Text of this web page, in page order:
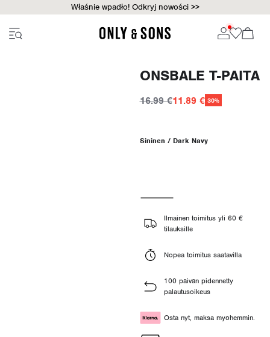
Właśnie wpadło! Odkryj nowości >>
ONSBALE T-PAITA
16.99 €11.89 € 30%
Sininen / Dark Navy
Ilmainen toimitus yli 60 €
tilauksille
Nopea toimitus saatavilla
100 päivän pidennetty
palautusoikeus
Osta nyt, maksa myöhemmin.